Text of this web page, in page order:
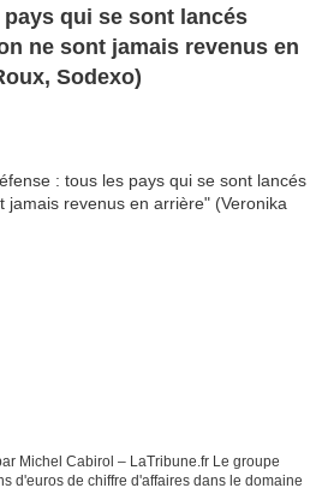
qui se sont lancés
ne sont jamais revenus en
Sodexo)
Michel Cabirol – LaTribune.fr Le groupe
d'euros de chiffre d'affaires dans le domaine